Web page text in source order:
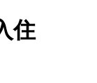
住